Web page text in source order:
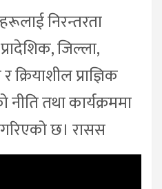
निरन्तरता
जिल्ला,
प्राज्ञिक
तथा कार्यक्रममा
छ। रासस